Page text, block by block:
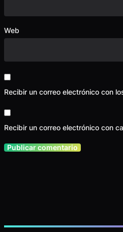
Web
Recibir un correo electrónico con
Recibir un correo electrónico con